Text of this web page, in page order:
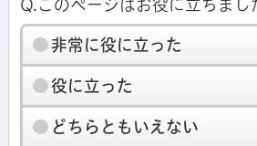
Q.このページはお役に立ちまし
非常に役に立った
役に立った
どちらともいえない